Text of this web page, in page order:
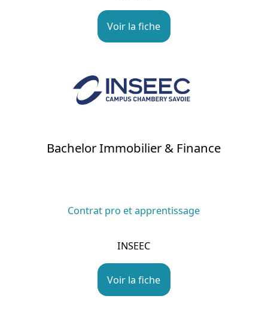
Voir la fiche
Bachelor Immobilier & Finance
Contrat pro et apprentissage
INSEEC
Voir la fiche